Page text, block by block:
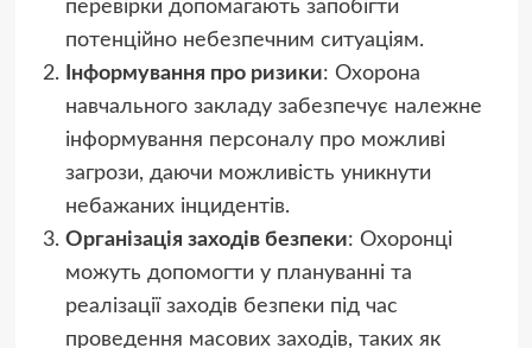
перевірки допомагають запобігти
потенційно небезпечним ситуаціям.
Інформування про ризики: Охорона
навчального закладу забезпечує належне
інформування персоналу про можливі
загрози, даючи можливість уникнути
небажаних інцидентів.
Організація заходів безпеки: Охоронці
можуть допомогти у плануванні та
реалізації заходів безпеки під час
проведення масових заходів, таких як